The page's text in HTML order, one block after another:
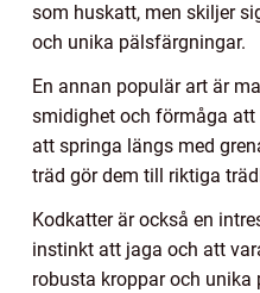
som huskatt, men skiljer
och unika pälsfärgningar.
En annan populär art är
smidighet och förmåga
att springa längs med
träd gör dem till riktiga
Kodkatter är också en
instinkt att jaga och att
robusta kroppar och